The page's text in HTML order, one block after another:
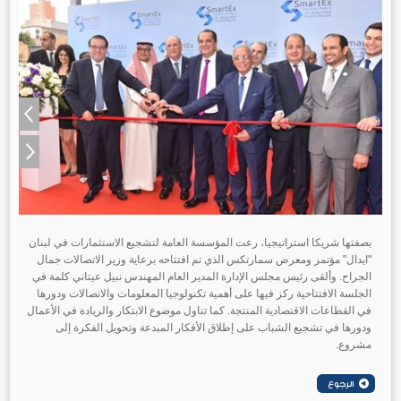
بصفتها شريكا استراتيجيا، رعت المؤسسة العامة لتشجيع الاستثمارات في لبنان
"ايدال" مؤتمر ومعرض سمارتكس الذي تم افتتاحه برعاية وزير الاتصالات جمال
الجراح. وألقى رئيس مجلس الإدارة المدير العام المهندس نبيل عيتاني كلمة في
الجلسة الافتتاحية ركز فيها على أهمية تكنولوجيا المعلومات والاتصالات ودورها
في القطاعات الاقتصادية المنتجة. كما تناول موضوع الابتكار والريادة في الأعمال
ودورها في تشجيع الشباب على إطلاق الأفكار المبدعة وتحويل الفكرة إلى
مشروع.